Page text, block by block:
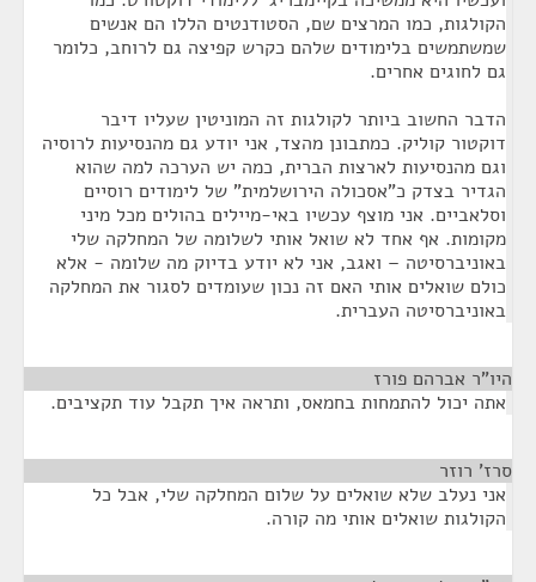
הקולגות, כמו המרצים שם, הסטודנטים הללו הם אנשים
שמשתמשים בלימודים שלהם כקרש קפיצה גם לרוחב, כלומר
גם לחוגים אחרים.
הדבר החשוב ביותר לקולגות זה המוניטין שעליו דיבר
דוקטור קוליק. כמתבונן מהצד, אני יודע גם מהנסיעות לרוסיה
וגם מהנסיעות לארצות הברית, כמה יש הערכה למה שהוא
הגדיר בצדק כ"אסכולה הירושלמית" של לימודים רוסיים
וסלאביים. אני מוצף עכשיו באי-מיילים בהולים מכל מיני
מקומות. אף אחד לא שואל אותי לשלומה של המחלקה שלי
באוניברסיטה – ואגב, אני לא יודע בדיוק מה שלומה - אלא
כולם שואלים אותי האם זה נכון שעומדים לסגור את המחלקה
באוניברסיטה העברית.
היו"ר אברהם פורז
אתה יכול להתמחות בחמאס, ותראה איך תקבל עוד תקציבים.
סרז' רוזר
אני נעלב שלא שואלים על שלום המחלקה שלי, אבל כל
הקולגות שואלים אותי מה קורה.